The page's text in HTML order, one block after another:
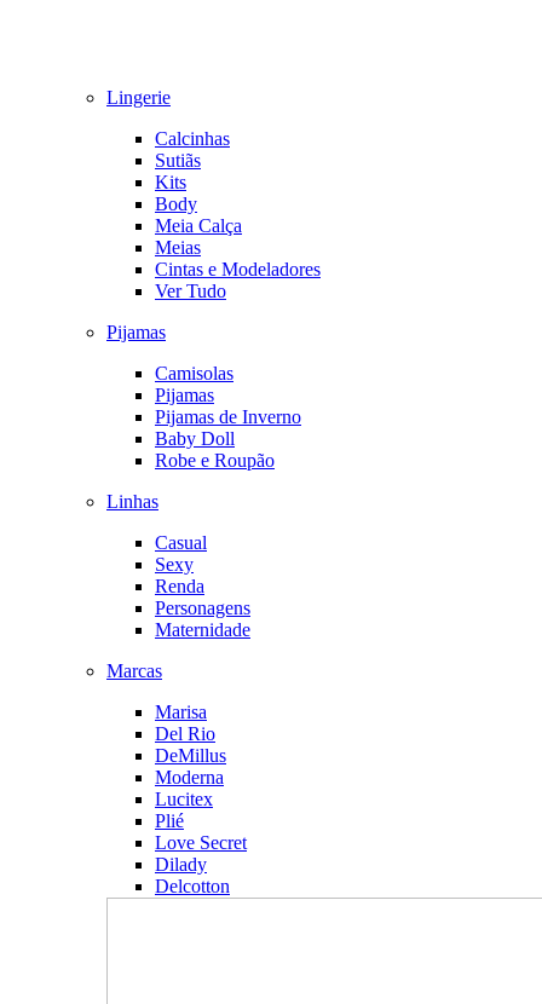
Lingerie
Calcinhas
Sutiãs
Kits
Body
Meia Calça
Meias
Cintas e Modeladores
Ver Tudo
Pijamas
Camisolas
Pijamas
Pijamas de Inverno
Baby Doll
Robe e Roupão
Linhas
Casual
Sexy
Renda
Personagens
Maternidade
Marcas
Marisa
Del Rio
DeMillus
Moderna
Lucitex
Plié
Love Secret
Dilady
Delcotton